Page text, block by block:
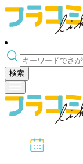
検索